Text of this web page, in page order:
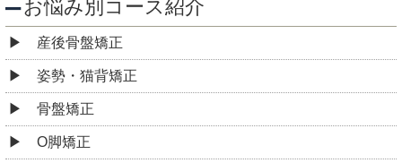
お悩み別コース紹介
産後骨盤矯正
姿勢・猫背矯正
骨盤矯正
O脚矯正